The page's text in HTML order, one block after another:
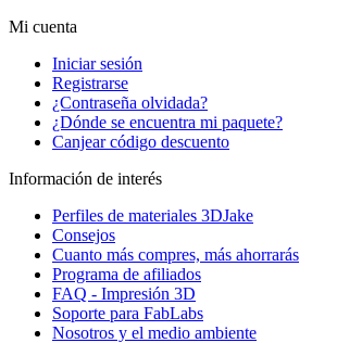
Mi cuenta
Iniciar sesión
Registrarse
¿Contraseña olvidada?
¿Dónde se encuentra mi paquete?
Canjear código descuento
Información de interés
Perfiles de materiales 3DJake
Consejos
Cuanto más compres, más ahorrarás
Programa de afiliados
FAQ - Impresión 3D
Soporte para FabLabs
Nosotros y el medio ambiente